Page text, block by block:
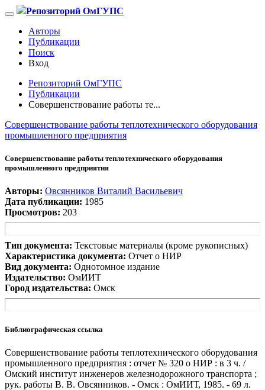
Репозиторий ОмГУПС
Авторы
Публикации
Поиск
Вход
Репозиторий ОмГУПС
Публикации
Совершенствование работы те...
Совершенствование работы теплотехнического оборудования
промышленного предприятия
Совершенствование работы теплотехнического оборудования
промышленного предприятия
Авторы: Овсянников Виталий Васильевич
Дата публикации: 1985
Просмотров: 203
Тип документа: Текстовые материалы (кроме рукописных)
Характеристика документа: Отчет о НИР
Вид документа: Однотомное издание
Издательство: ОмИИТ
Город издательства: Омск
Библиографическая ссылка
Совершенствование работы теплотехнического оборудования
промышленного предприятия : отчет № 320 о НИР : в 3 ч. /
Омский институт инженеров железнодорожного транспорта ;
рук. работы В. В. Овсянников. - Омск : ОмИИТ, 1985. - 69 л.